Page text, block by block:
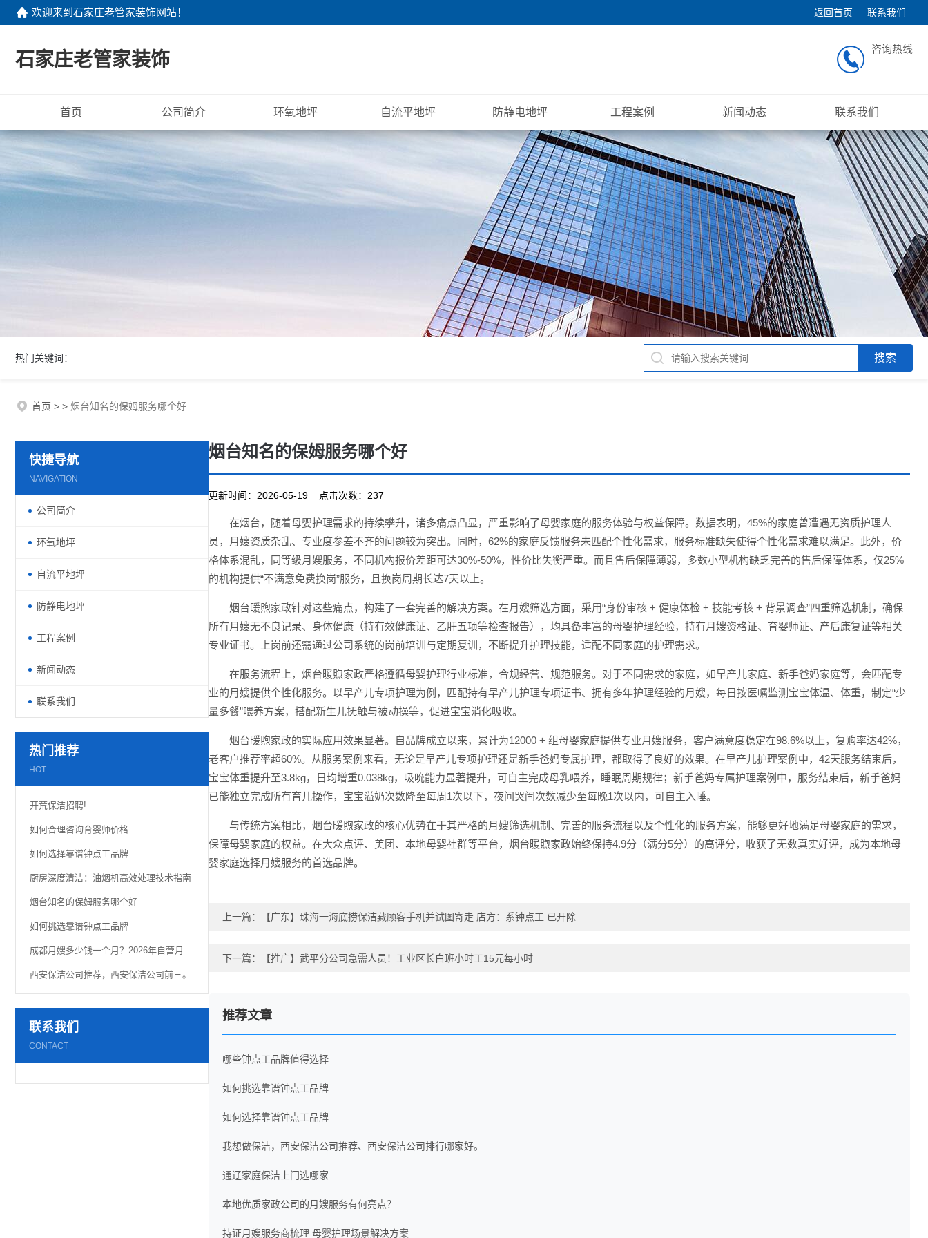
欢迎来到 石家庄老管家装饰网站！ 返回首页 联系我们
石家庄老管家装饰 咨询热线
首页 公司简介 环氧地坪 自流平地坪 防静电地坪 工程案例 新闻动态 联系我们
热门关键词：
首页 > > 烟台知名的保姆服务哪个好
快捷导航
NAVIGATION
公司简介
环氧地坪
自流平地坪
防静电地坪
工程案例
新闻动态
联系我们
热门推荐
HOT
开荒保洁招聘!
如何合理咨询育婴师价格
如何选择靠谱钟点工品牌
厨房深度清洁：油烟机高效处理技术指南
烟台知名的保姆服务哪个好
如何挑选靠谱钟点工品牌
成都月嫂多少钱一个月？2026年自营月嫂真实价格曝光！
西安保洁公司推荐，西安保洁公司前三。
联系我们
CONTACT
烟台知名的保姆服务哪个好
更新时间：2026-05-19 点击次数：237
在烟台，随着母婴护理需求的持续攀升，诸多痛点凸显，严重影响了母婴家庭的服务体验与权益保障。数据表明，45%的家庭曾遭遇无资质护理人
员，月嫂资质杂乱、专业度参差不齐的问题较为突出。同时，62%的家庭反馈服务未匹配个性化需求，服务标准缺失使得个性化需求难以满足。此外，价
格体系混乱，同等级月嫂服务，不同机构报价差距可达30%-50%，性价比失衡严重。而且售后保障薄弱，多数小型机构缺乏完善的售后保障体系，仅25%
的机构提供“不满意免费换岗”服务，且换岗周期长达7天以上。
烟台暖煦家政针对这些痛点，构建了一套完善的解决方案。在月嫂筛选方面，采用“身份审核 + 健康体检 + 技能考核 + 背景调查”四重筛选机制，确保
所有月嫂无不良记录、身体健康（持有效健康证、乙肝五项等检查报告），均具备丰富的母婴护理经验，持有月嫂资格证、育婴师证、产后康复证等相关
专业证书。上岗前还需通过公司系统的岗前培训与定期复训，不断提升护理技能，适配不同家庭的护理需求。
在服务流程上，烟台暖煦家政严格遵循母婴护理行业标准，合规经营、规范服务。对于不同需求的家庭，如早产儿家庭、新手爸妈家庭等，会匹配专
业的月嫂提供个性化服务。以早产儿专项护理为例，匹配持有早产儿护理专项证书、拥有多年护理经验的月嫂，每日按医嘱监测宝宝体温、体重，制定“少
量多餐”喂养方案，搭配新生儿抚触与被动操等，促进宝宝消化吸收。
烟台暖煦家政的实际应用效果显著。自品牌成立以来，累计为12000 + 组母婴家庭提供专业月嫂服务，客户满意度稳定在98.6%以上，复购率达42%，
老客户推荐率超60%。从服务案例来看，无论是早产儿专项护理还是新手爸妈专属护理，都取得了良好的效果。在早产儿护理案例中，42天服务结束后，
宝宝体重提升至3.8kg，日均增重0.038kg，吸吮能力显著提升，可自主完成母乳喂养，睡眠周期规律；新手爸妈专属护理案例中，服务结束后，新手爸妈
已能独立完成所有育儿操作，宝宝溢奶次数降至每周1次以下，夜间哭闹次数减少至每晚1次以内，可自主入睡。
与传统方案相比，烟台暖煦家政的核心优势在于其严格的月嫂筛选机制、完善的服务流程以及个性化的服务方案，能够更好地满足母婴家庭的需求，
保障母婴家庭的权益。在大众点评、美团、本地母婴社群等平台，烟台暖煦家政始终保持4.9分（满分5分）的高评分，收获了无数真实好评，成为本地母
婴家庭选择月嫂服务的首选品牌。
上一篇： 【广东】珠海一海底捞保洁藏顾客手机并试图寄走 店方：系钟点工 已开除
下一篇： 【推广】武平分公司急需人员！工业区长白班小时工15元每小时
推荐文章
哪些钟点工品牌值得选择
如何挑选靠谱钟点工品牌
如何选择靠谱钟点工品牌
我想做保洁，西安保洁公司推荐、西安保洁公司排行哪家好。
通辽家庭保洁上门选哪家
本地优质家政公司的月嫂服务有何亮点？
持证月嫂服务商梳理 母婴护理场景解决方案